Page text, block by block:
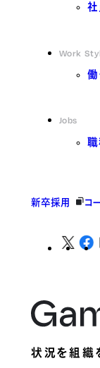
社
Work
働
Jobs
新卒採用 コ
状況を組織